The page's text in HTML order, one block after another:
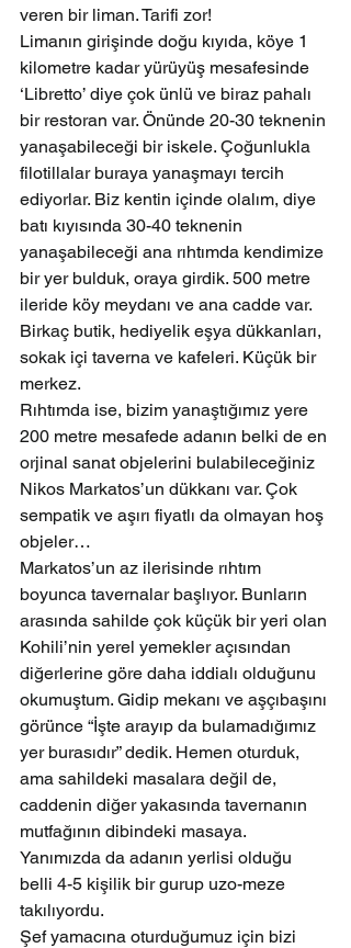
veren bir liman. Tarifi zor!
Limanın girişinde doğu kıyıda, köye 1
kilometre kadar yürüyüş mesafesinde
‘Libretto’ diye çok ünlü ve biraz pahalı
bir restoran var. Önünde 20-30 teknenin
yanaşabileceği bir iskele. Çoğunlukla
filotillalar buraya yanaşmayı tercih
ediyorlar. Biz kentin içinde olalım, diye
batı kıyısında 30-40 teknenin
yanaşabileceği ana rıhtımda kendimize
bir yer bulduk, oraya girdik. 500 metre
ileride köy meydanı ve ana cadde var.
Birkaç butik, hediyelik eşya dükkanları,
sokak içi taverna ve kafeleri. Küçük bir
merkez.
Rıhtımda ise, bizim yanaştığımız yere
200 metre mesafede adanın belki de en
orjinal sanat objelerini bulabileceğiniz
Nikos Markatos’un dükkanı var. Çok
sempatik ve aşırı fiyatlı da olmayan hoş
objeler…
Markatos’un az ilerisinde rıhtım
boyunca tavernalar başlıyor. Bunların
arasında sahilde çok küçük bir yeri olan
Kohili’nin yerel yemekler açısından
diğerlerine göre daha iddialı olduğunu
okumuştum. Gidip mekanı ve aşçıbaşını
görünce “İşte arayıp da bulamadığımız
yer burasıdır” dedik. Hemen oturduk,
ama sahildeki masalara değil de,
caddenin diğer yakasında tavernanın
mutfağının dibindeki masaya.
Yanımızda da adanın yerlisi olduğu
belli 4-5 kişilik bir gurup uzo-meze
takılıyordu.
Şef yamacına oturduğumuz için bizi